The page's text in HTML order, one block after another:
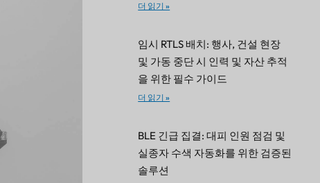
더 읽기 »
임시 RTLS 배치: 행사, 건설 현장
및 가동 중단 시 인력 및 자산 추적
을 위한 필수 가이드
더 읽기 »
BLE 긴급 집결: 대피 인원 점검 및
실종자 수색 자동화를 위한 검증된
솔루션